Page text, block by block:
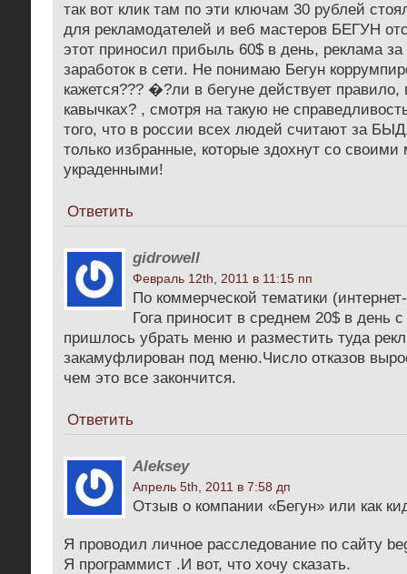
так вот клик там по эти ключам 30 рублей
для рекламодателей и веб мастеров БЕГУН
этот приносил прибыль 60$ в день, реклама
заработок в сети. Не понимаю Бегун
кажется??? �?ли в бегуне действует
кавычках? , смотря на такую не
того, что в россии всех людей считают за
только избранные, которые здохнут со
украденными!
Ответить
gidrowell
Февраль 12th, 2011 в 11:15 пп
По коммерческой тематики
Гога приносит в среднем 20$ в день
пришлось убрать меню и разместить туда рекл
закамуфлирован под меню.Число отказов
чем это все закончится.
Ответить
Aleksey
Апрель 5th, 2011 в 7:58 дп
Отзыв о компании «Бегун» или как
Я проводил личное расследование по сайту
Я программист .И вот, что хочу сказать.